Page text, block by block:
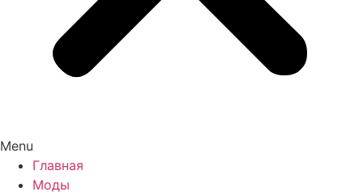
Menu
Главная
Моды